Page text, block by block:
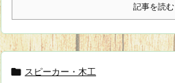
記事を読む
 スピーカー・木工